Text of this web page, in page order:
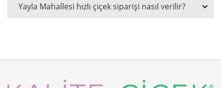
Yayla Mahallesi hızlı çiçek siparişi nasıl verilir?